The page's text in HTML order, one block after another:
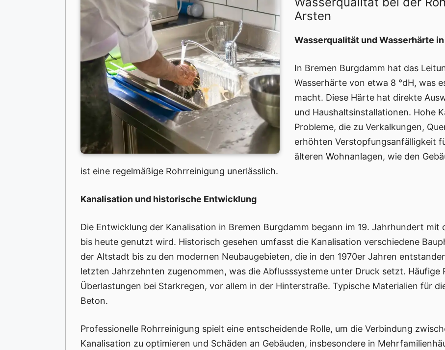
Arsten
Wasserqualität und Wasserhärte
In Bremen Burgdamm hat das
Wasserhärte von etwa 8 °dH, was
macht. Diese Härte hat direkte
und Haushaltsinstallationen. Hohe
Probleme, die zu Verkalkungen,
erhöhten Verstopfungsanfälligkeit
älteren Wohnanlagen, wie den
ist eine regelmäßige Rohrreinigung unerlässlich.
Kanalisation und historische Entwicklung
Die Entwicklung der Kanalisation in Bremen Burgdamm begann im 19. Jahrhundert mit
bis heute genutzt wird. Historisch gesehen umfasst die Kanalisation verschiedene
der Altstadt bis zu den modernen Neubaugebieten, die in den 1970er Jahren
letzten Jahrzehnten zugenommen, was die Abflusssysteme unter Druck setzt. Häufige
Überlastungen bei Starkregen, vor allem in der Hinterstraße. Typische Materialien für
Beton.
Professionelle Rohrreinigung spielt eine entscheidende Rolle, um die Verbindung
Kanalisation zu optimieren und Schäden an Gebäuden, insbesondere in